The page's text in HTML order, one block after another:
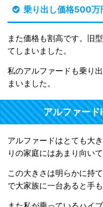
乗り出し価格500万
また価格も割高です。旧
てしまいました。
私のアルファードも乗り
まいました。
アルファー
アルファードはとても大
りの家庭にはあまり向い
この大きさは明らかに持
で大家族に一台あると手